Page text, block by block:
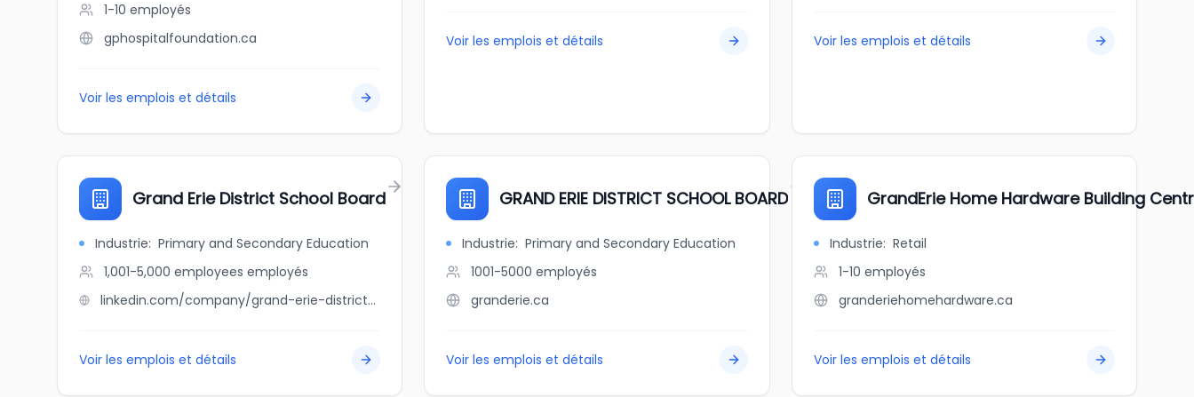
1-10 employés
gphospitalfoundation.ca
Voir les emplois et détails
Voir les emplois et détails Voir les emplois et détails
Grand Erie District School Board
Industrie: Primary and Secondary Education
1,001-5,000 employees employés
linkedin.com/company/grand-erie-district-school-board
Voir les emplois et détails
GRAND ERIE DISTRICT SCHOOL BOARD
Industrie: Primary and Secondary Education
1001-5000 employés
granderie.ca
Voir les emplois et détails
GrandErie Home Hardware Building
Industrie: Retail
1-10 employés
granderiehomehardware.ca
Voir les emplois et détails